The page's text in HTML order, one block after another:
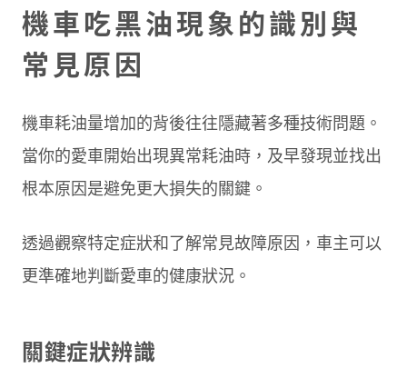
機車吃黑油現象的識別與
常見原因
機車耗油量增加的背後往往隱藏著多種技術問題。
當你的愛車開始出現異常耗油時，及早發現並找出
根本原因是避免更大損失的關鍵。
透過觀察特定症狀和了解常見故障原因，車主可以
更準確地判斷愛車的健康狀況。
關鍵症狀辨識